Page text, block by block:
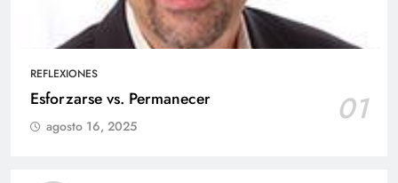
REFLEXIONES
Esforzarse vs. Permanecer 01
agosto 16, 2025